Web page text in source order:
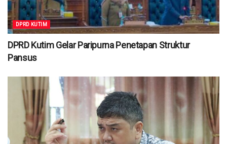
DPRD KUTIM
DPRD Kutim Gelar Paripurna Penetapan Struktur
Pansus